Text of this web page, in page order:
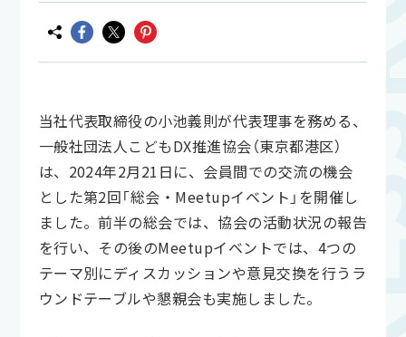
当社代表取締役の小池義則が代表理事を務める、
一般社団法人こどもDX推進協会（東京都港区）
は、2024年2月21日に、会員間での交流の機会
とした第2回「総会・Meetupイベント」を開催し
ました。前半の総会では、協会の活動状況の報告
を行い、その後のMeetupイベントでは、4つの
テーマ別にディスカッションや意見交換を行うラ
ウンドテーブルや懇親会も実施しました。